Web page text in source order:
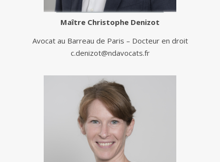
Maître Christophe Denizot
Avocat au Barreau de Paris – Docteur en droit
c.denizot@ndavocats.fr